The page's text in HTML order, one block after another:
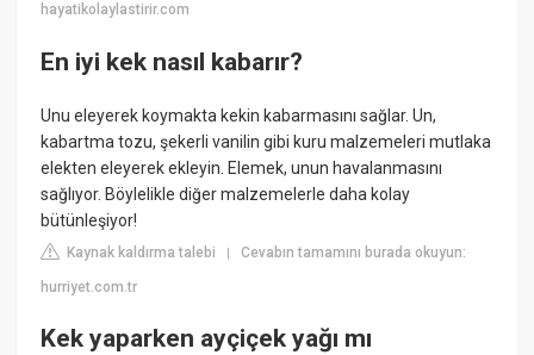
hayatikolaylastirir.com
En iyi kek nasıl kabarır?
Unu eleyerek koymakta kekin kabarmasını sağlar. Un,
kabartma tozu, şekerli vanilin gibi kuru malzemeleri mutlaka
elekten eleyerek ekleyin. Elemek, unun havalanmasını
sağlıyor. Böylelikle diğer malzemelerle daha kolay
bütünleşiyor!
Kaynak kaldırma talebi |Cevabın tamamını burada okuyun:
hurriyet.com.tr
Kek yaparken ayçiçek yağı mı